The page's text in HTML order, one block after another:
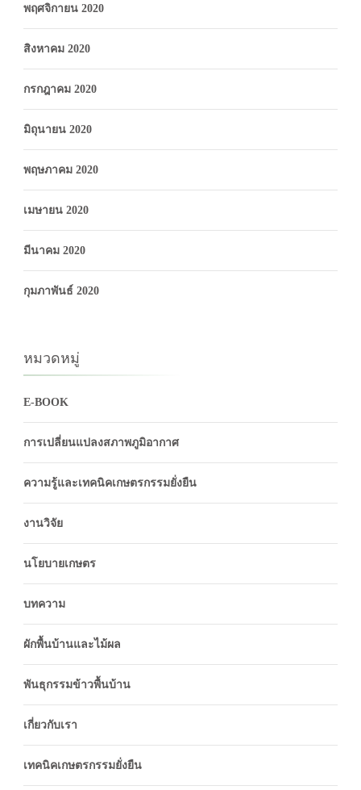
พฤศจิกายน 2020
สิงหาคม 2020
กรกฎาคม 2020
มิถุนายน 2020
พฤษภาคม 2020
เมษายน 2020
มีนาคม 2020
กุมภาพันธ์ 2020
หมวดหมู่
E-BOOK
การเปลี่ยนแปลงสภาพภูมิอากาศ
ความรู้และเทคนิคเกษตรกรรมยั่งยืน
งานวิจัย
นโยบายเกษตร
บทความ
ผักพื้นบ้านและไม้ผล
พันธุกรรมข้าวพื้นบ้าน
เกี่ยวกับเรา
เทคนิคเกษตรกรรมยั่งยืน